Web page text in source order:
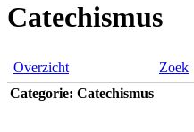
Catechismus
Overzicht Zoek
Categorie: Catechismus